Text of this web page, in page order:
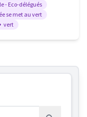
- Eco-délégués
se met au vert
vert